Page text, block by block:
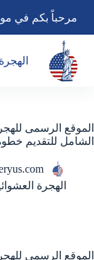
المحتوى
مرحباً بكم في
الشامل للتقديم
الهجرة